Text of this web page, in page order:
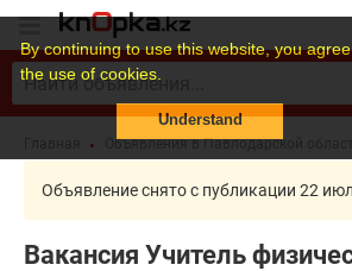
By continuing to use this website, you
the use of cookies.
Understand
Объявления в Павлодарской
Объявление снято с публикации 22
Вакансия Учитель